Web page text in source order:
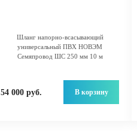
Шланг напорно-всасывающий
универсальный ПВХ НОВЭМ
Семяпровод ШС 250 мм 10 м
54 000 руб. В корзину